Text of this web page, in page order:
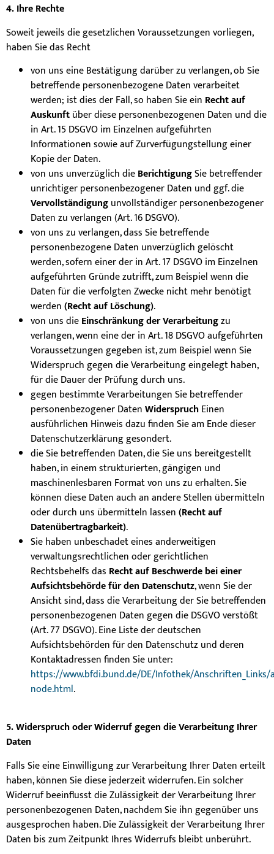
4. Ihre Rechte
Soweit jeweils die gesetzlichen Voraussetzungen vorliegen,
haben Sie das Recht
von uns eine Bestätigung darüber zu verlangen, ob Sie
betreffende personenbezogene Daten verarbeitet
werden; ist dies der Fall, so haben Sie ein Recht auf
Auskunftüber diese personenbezogenen Daten und die
in Art. 15 DSGVO im Einzelnen aufgeführten
Informationen sowie auf Zurverfügungstellung einer
Kopie der Daten.
von uns unverzüglich dieBerichtigungSie betreffender
unrichtiger personenbezogener Daten und ggf. die
Vervollständigungunvollständiger personenbezogener
Daten zu verlangen (Art. 16 DSGVO).
von uns zu verlangen, dass Sie betreffende
personenbezogene Daten unverzüglich gelöscht
werden, sofern einer der in Art. 17 DSGVO im Einzelnen
aufgeführten Gründe zutrifft, zum Beispiel wenn die
Daten für die verfolgten Zwecke nicht mehr benötigt
werden(Recht auf Löschung).
von uns dieEinschränkung der Verarbeitungzu
verlangen, wenn eine der in Art. 18 DSGVO aufgeführten
Voraussetzungen gegeben ist, zum Beispiel wenn Sie
Widerspruch gegen die Verarbeitung eingelegt haben,
für die Dauer der Prüfung durch uns.
gegen bestimmte Verarbeitungen Sie betreffender
personenbezogener DatenWiderspruchEinen
ausführlichen Hinweis dazu finden Sie am Ende dieser
Datenschutzerklärung gesondert.
die Sie betreffenden Daten, die Sie uns bereitgestellt
haben, in einem strukturierten, gängigen und
maschinenlesbaren Format von uns zu erhalten. Sie
können diese Daten auch an andere Stellen übermitteln
oder durch uns übermitteln lassen(Recht auf
Datenübertragbarkeit).
Sie haben unbeschadet eines anderweitigen
verwaltungsrechtlichen oder gerichtlichen
Rechtsbehelfs das Recht auf Beschwerde bei einer
Aufsichtsbehörde für den Datenschutz, wenn Sie der
Ansicht sind, dass die Verarbeitung der Sie betreffenden
personenbezogenen Daten gegen die DSGVO verstößt
(Art. 77 DSGVO). Eine Liste der deutschen
Aufsichtsbehörden für den Datenschutz und deren
Kontaktadressen finden Sie unter:
https://www.bfdi.bund.de/DE/Infothek/Anschriften_Links/
node.html.
5. Widerspruch oder Widerruf gegen die Verarbeitung Ihrer
Daten
Falls Sie eine Einwilligung zur Verarbeitung Ihrer Daten erteilt
haben, können Sie diese jederzeit widerrufen. Ein solcher
Widerruf beeinflusst die Zulässigkeit der Verarbeitung Ihrer
personenbezogenen Daten, nachdem Sie ihn gegenüber uns
ausgesprochen haben. Die Zulässigkeit der Verarbeitung Ihrer
Daten bis zum Zeitpunkt Ihres Widerrufs bleibt unberührt.